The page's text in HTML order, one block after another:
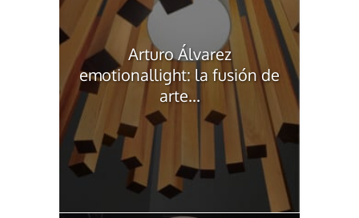
Arturo Álvarez
emotionallight: la fusión de
arte...